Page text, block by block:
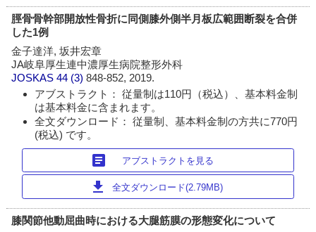
脛骨骨幹部開放性骨折に同側膝外側半月板広範囲断裂を合併
した1例
金子達洋, 坂井宏章
JA岐阜厚生連中濃厚生病院整形外科
JOSKAS 44 (3)848-852, 2019.
アブストラクト： 従量制は110円（税込）、基本料金制
は基本料金に含まれます。
全文ダウンロード： 従量制、基本料金制の方共に770円
(税込) です。
article アブストラクトを見る
download 全文ダウンロード(2.79MB)
膝関節他動屈曲時における大腿筋膜の形態変化について